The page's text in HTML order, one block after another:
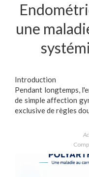
une
Introduction
Pendant longtemps,
de simple affection
exclusive de règles